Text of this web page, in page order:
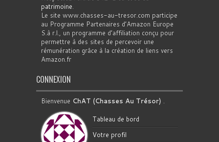
patrimoine.
Le site www.chasses-au-tresor.com participe
au Programme Partenaires d’Amazon Europe
S.à r.l., un programme d’affiliation conçu pour
permettre à des sites de percevoir une
rémunération grâce à la création de liens vers
Amazon.fr
CONNEXION
Bienvenue ChAT (Chasses Au Trésor) .
Tableau de bord
Votre profil